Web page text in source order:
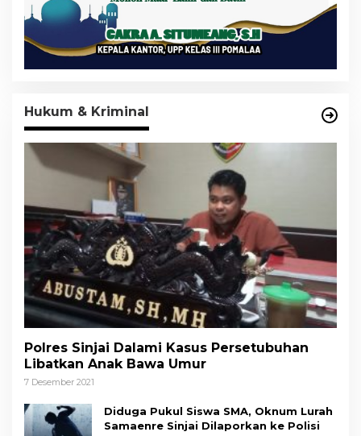
Hukum & Kriminal
Polres Sinjai Dalami Kasus Persetubuhan
Libatkan Anak Bawa Umur
7 Desember 2021
Diduga Pukul Siswa SMA, Oknum Lurah
Samaenre Sinjai Dilaporkan ke Polisi